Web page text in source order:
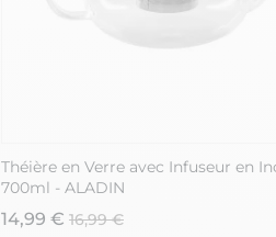
Théière en Verre avec Infuseur en
700ml - ALADIN
14,99 € 16,99 €